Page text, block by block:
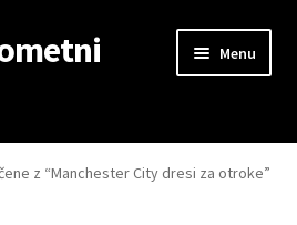
Menu
z “Manchester City dresi za otroke”